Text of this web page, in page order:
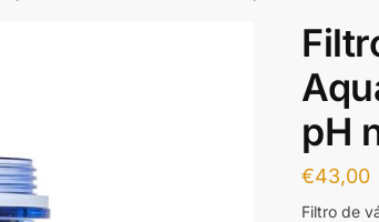
pH
€43,00
Filtro de